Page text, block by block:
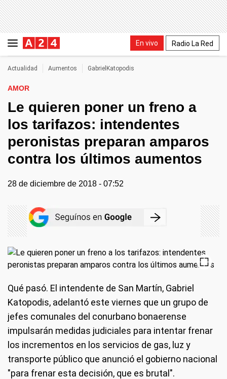
En vivo Radio La Red
Actualidad Aumentos GabrielKatopodis
AMOR
Le quieren poner un freno a
los tarifazos: intendentes
peronistas preparan amparos
contra los últimos aumentos
28 de diciembre de 2018 - 07:52
Qué pasó. El intendente de San Martín, Gabriel
Katopodis, adelantó este viernes que un grupo de
jefes comunales del conurbano bonaerense
impulsarán medidas judiciales para intentar frenar
los incrementos en los servicios de gas, luz y
transporte público que anunció el gobierno nacional
"para frenar esta decisión, que es brutal".